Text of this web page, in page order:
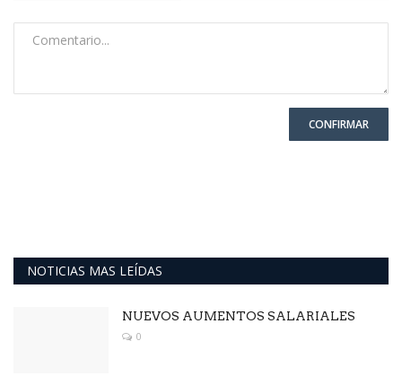
CONFIRMAR
NOTICIAS MAS LEÍDAS
NUEVOS AUMENTOS SALARIALES
0